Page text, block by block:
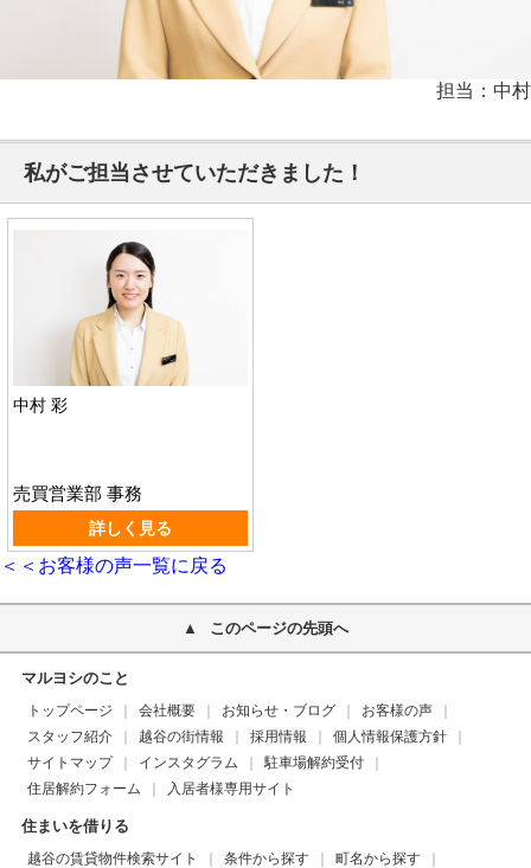
担当：中村
私がご担当させていただきました！
中村 彩
売買営業部 事務
詳しく見る
＜＜お客様の声一覧に戻る
このページの先頭へ
マルヨシのこと
トップページ 会社概要 お知らせ・ブログ
お客様の声
スタッフ紹介
越谷の街情報 採用情報
個人情報保護方針
サイトマップ
インスタグラム
駐車場解約受付
住居解約フォーム
入居者様専用サイト
住まいを借りる
越谷の賃貸物件検索サイト 条件から探す
町名から探す